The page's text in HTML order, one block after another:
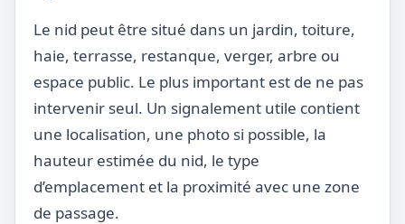
Le nid peut être situé dans un jardin, toiture,
haie, terrasse, restanque, verger, arbre ou
espace public. Le plus important est de ne pas
intervenir seul. Un signalement utile contient
une localisation, une photo si possible, la
hauteur estimée du nid, le type
d’emplacement et la proximité avec une zone
de passage.